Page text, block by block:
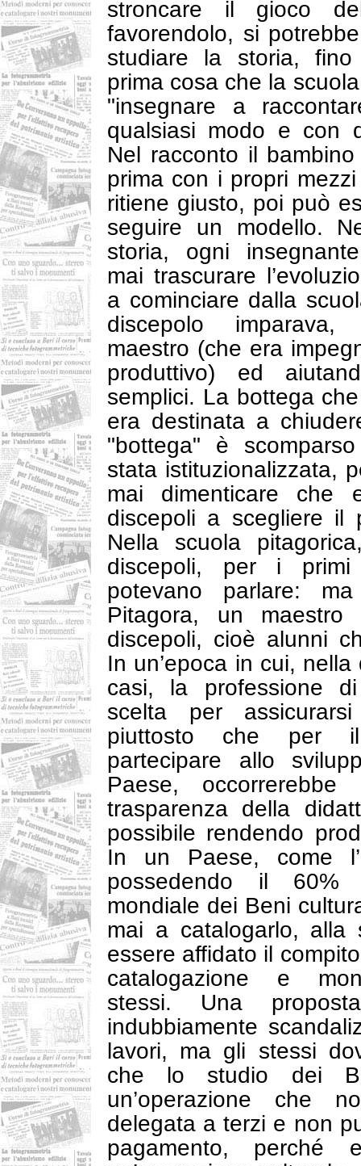
stroncare il gioco
favorendolo, si
studiare la storia,
prima cosa che la
"insegnare a
qualsiasi modo e con
Nel racconto il
prima con i propri
ritiene giusto, poi può
seguire un modello.
storia, ogni
mai trascurare
a cominciare dalla
discepolo
maestro (che era
produttivo) ed
semplici. La bottega
era destinata a
"bottega" è
stata istituzionalizzata,
mai dimenticare che
discepoli a scegliere il
Nella scuola
discepoli, per i
potevano parlare:
Pitagora, un
discepoli, cioè alunni
In un’epoca in cui,
casi, la professione
scelta per
piuttosto che per
partecipare allo
Paese, occorrerebbe
trasparenza della
possibile rendendo
In un Paese, come
possedendo il 60%
mondiale dei Beni
mai a catalogarlo, alla
essere affidato il
catalogazione e
stessi. Una
indubbiamente
lavori, ma gli stessi
che lo studio dei
un’operazione che
delegata a terzi e non
pagamento, perché